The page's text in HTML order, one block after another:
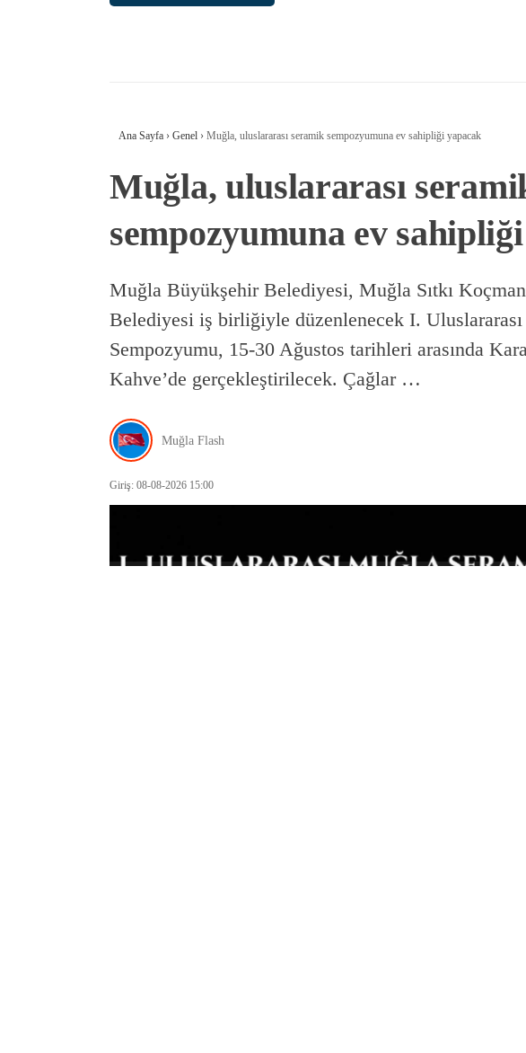
Ana Sayfa › Genel › Muğla, uluslararası seramik sempozyumuna ev sahipliği yapacak
Muğla, uluslararası
sempozyumuna ev
Muğla Büyükşehir Belediyesi, Muğla Sıtkı
Belediyesi iş birliğiyle düzenlenecek I.
Sempozyumu, 15-30 Ağustos tarihleri arasında
Kahve’de gerçekleştirilecek. Çağlar …
Muğla Flash
Giriş: 08-08-2026 15:00